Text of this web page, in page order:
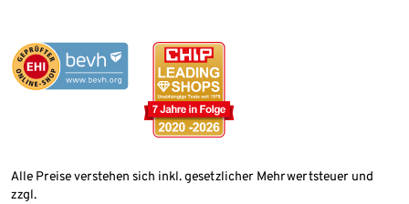
Alle Preise verstehen sich inkl. gesetzlicher Mehrwertsteuer und
zzgl.